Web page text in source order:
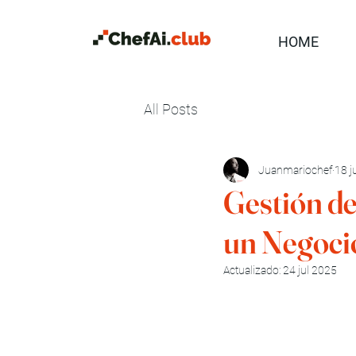
HOME
All Posts
Gestión
un
Juanmariochef 18
Actualizado:24 jul 2025